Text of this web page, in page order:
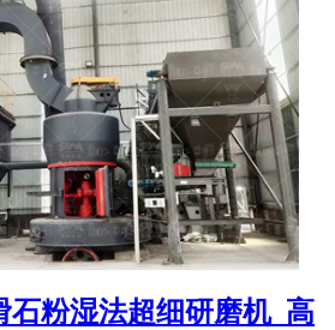
石粉湿法超细研磨机_高